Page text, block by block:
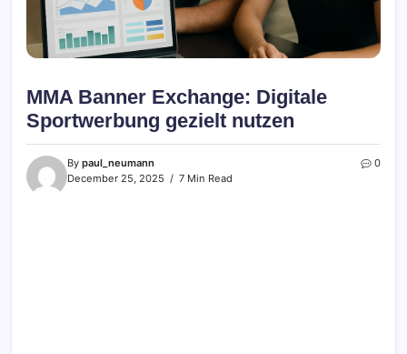
MMA Banner Exchange: Digitale
Sportwerbung gezielt nutzen
By paul_neumann
December 25, 2025
7 Min Read
0